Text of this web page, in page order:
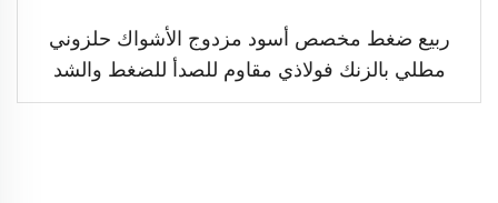
ربيع ضغط مخصص أسود مزدوج الأشواك حلزوني
مطلي بالزنك فولاذي مقاوم للصدأ للضغط والشد